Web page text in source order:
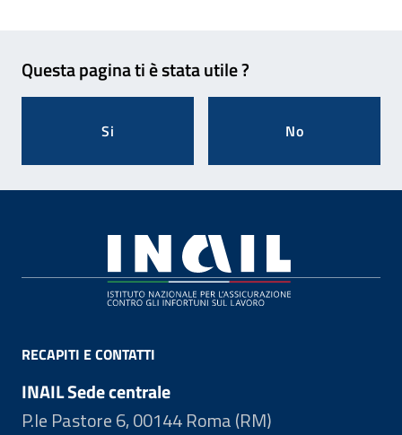
Questa pagina ti è stata utile ?
Si No
RECAPITI E CONTATTI
INAIL Sede centrale
P.le Pastore 6, 00144 Roma (RM)